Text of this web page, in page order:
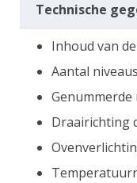
Technische
Inhoud van
Aantal
Genummerde
Draairichting